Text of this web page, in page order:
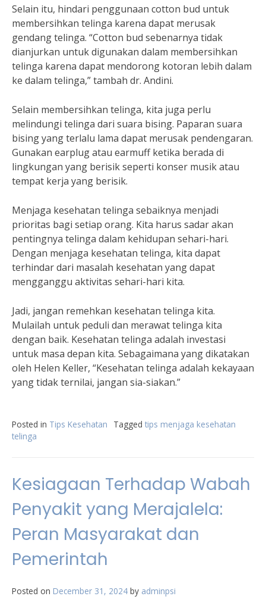
Selain itu, hindari penggunaan cotton bud untuk
membersihkan telinga karena dapat merusak
gendang telinga. “Cotton bud sebenarnya tidak
dianjurkan untuk digunakan dalam membersihkan
telinga karena dapat mendorong kotoran lebih dalam
ke dalam telinga,” tambah dr. Andini.
Selain membersihkan telinga, kita juga perlu
melindungi telinga dari suara bising. Paparan suara
bising yang terlalu lama dapat merusak pendengaran.
Gunakan earplug atau earmuff ketika berada di
lingkungan yang berisik seperti konser musik atau
tempat kerja yang berisik.
Menjaga kesehatan telinga sebaiknya menjadi
prioritas bagi setiap orang. Kita harus sadar akan
pentingnya telinga dalam kehidupan sehari-hari.
Dengan menjaga kesehatan telinga, kita dapat
terhindar dari masalah kesehatan yang dapat
mengganggu aktivitas sehari-hari kita.
Jadi, jangan remehkan kesehatan telinga kita.
Mulailah untuk peduli dan merawat telinga kita
dengan baik. Kesehatan telinga adalah investasi
untuk masa depan kita. Sebagaimana yang dikatakan
oleh Helen Keller, “Kesehatan telinga adalah kekayaan
yang tidak ternilai, jangan sia-siakan.”
Posted in Tips Kesehatan Tagged tips menjaga kesehatan
telinga
Kesiagaan Terhadap Wabah
Penyakit yang Merajalela:
Peran Masyarakat dan
Pemerintah
Posted on December 31, 2024 by adminpsi